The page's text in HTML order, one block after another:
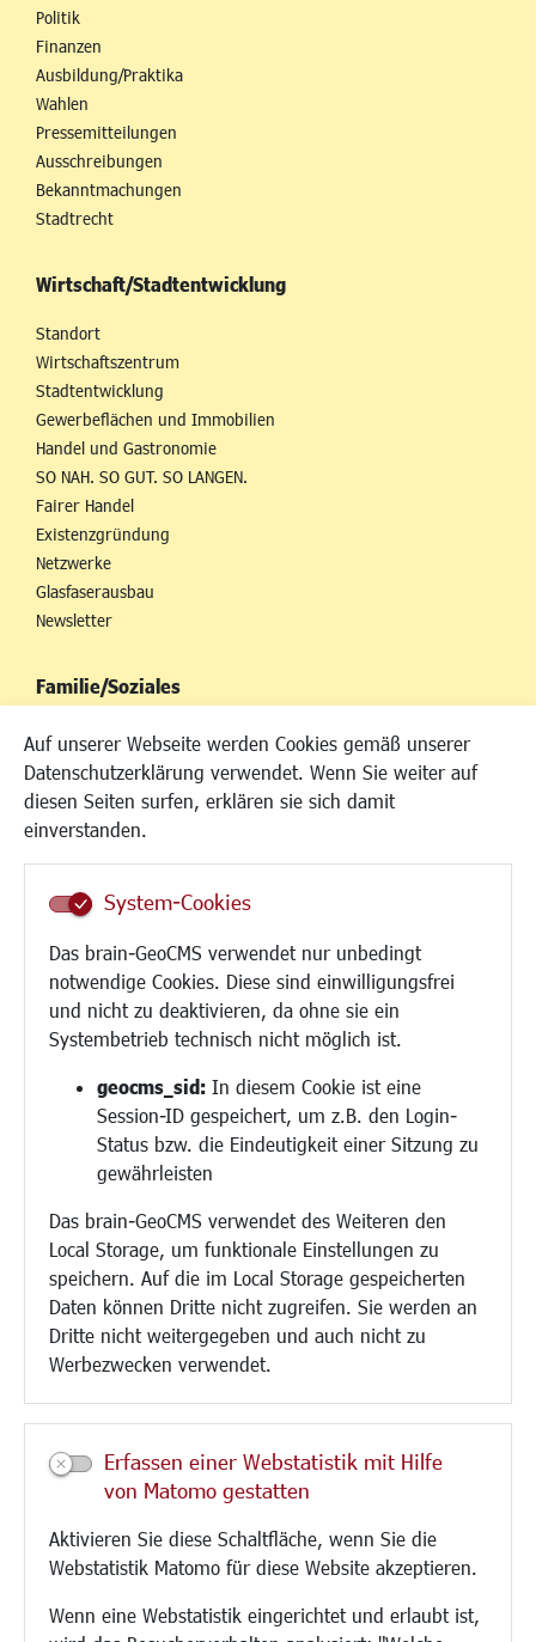
Auf unserer Webseite werden Cookies gemäß unserer
Datenschutzerklärung verwendet. Wenn Sie weiter auf
diesen Seiten surfen, erklären sie sich damit
einverstanden.
System-Cookies
Das brain-GeoCMS verwendet nur unbedingt
notwendige Cookies. Diese sind einwilligungsfrei
und nicht zu deaktivieren, da ohne sie ein
Systembetrieb technisch nicht möglich ist.
geocms_sid: In diesem Cookie ist eine
Session-ID gespeichert, um z.B. den Login-
Status bzw. die Eindeutigkeit einer Sitzung zu
gewährleisten
Das brain-GeoCMS verwendet des Weiteren den
Local Storage, um funktionale Einstellungen zu
speichern. Auf die im Local Storage gespeicherten
Daten können Dritte nicht zugreifen. Sie werden an
Dritte nicht weitergegeben und auch nicht zu
Werbezwecken verwendet.
Erfassen einer Webstatistik mit Hilfe
von Matomo gestatten
Aktivieren Sie diese Schaltfläche, wenn Sie die
Webstatistik Matomo für diese Website akzeptieren.
Wenn eine Webstatistik eingerichtet und erlaubt ist,
Politik
Finanzen
Ausbildung/Praktika
Wahlen
Pressemitteilungen
Ausschreibungen
Bekanntmachungen
Stadtrecht
Wirtschaft/Stadtentwicklung
Standort
Wirtschaftszentrum
Stadtentwicklung
Gewerbeflächen und Immobilien
Handel und Gastronomie
SO NAH. SO GUT. SO LANGEN.
Fairer Handel
Existenzgründung
Netzwerke
Glasfaserausbau
Newsletter
Familie/Soziales
Kinderbetreuung
Kinder und Jugend
Institutionen für Familien
Frauen
Schule
Demokratie leben
Ukrainehilfe
Hilfe für Geflüchtete
Religion
Bauen/Umwelt/Mobilität
Bebauungsplanung
Verkehr/Mobilität
Glasfaserausbau
Aktuelle Baustellen
Paddelteich
CINDY S
Kultur/Freizeit/Tourismus
Veranstaltungen
Neue Stadthalle Langen
Bäder
Musikschule
Stadtbücherei